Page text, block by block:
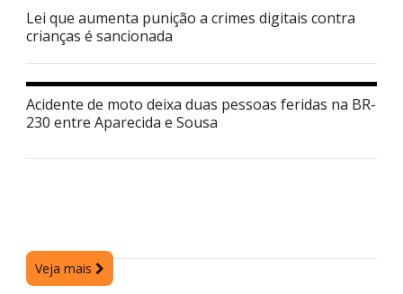
Lei que aumenta punição a crimes digitais contra
crianças é sancionada
Acidente de moto deixa duas pessoas feridas na BR-
230 entre Aparecida e Sousa
Veja mais